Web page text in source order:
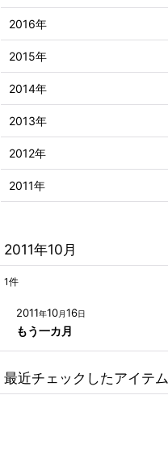
2011年10月
1件
2011年10月16日
もう一カ月
2016年
2015年
2014年
2013年
2012年
2011年
最近チェックしたアイテム